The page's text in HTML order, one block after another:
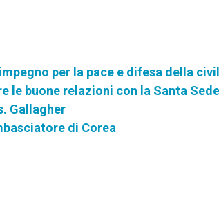
per la pace e difesa della
le buone relazioni con la Santa
Gallagher
di Corea